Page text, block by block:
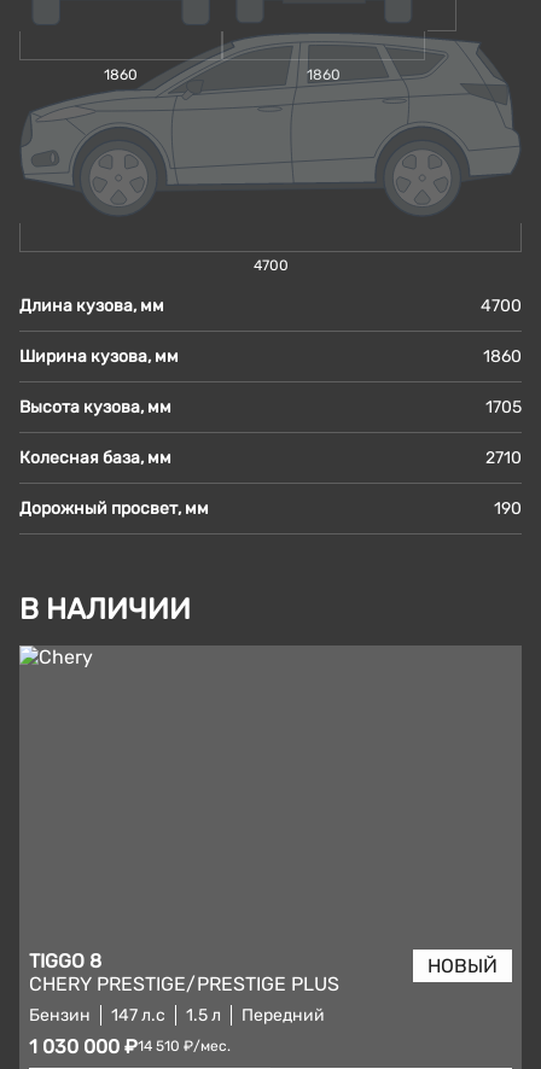
1860 1860
4700
Длина кузова, мм 4700
Ширина кузова, мм 1860
Высота кузова, мм 1705
Колесная база, мм 2710
Дорожный просвет, мм 190
В НАЛИЧИИ
TIGGO 8
CHERY PRESTIGE/PRESTIGE PLUS
Бензин 147 л.с 1.5 л Передний
1 030 000 ₽14 510 ₽/мес.